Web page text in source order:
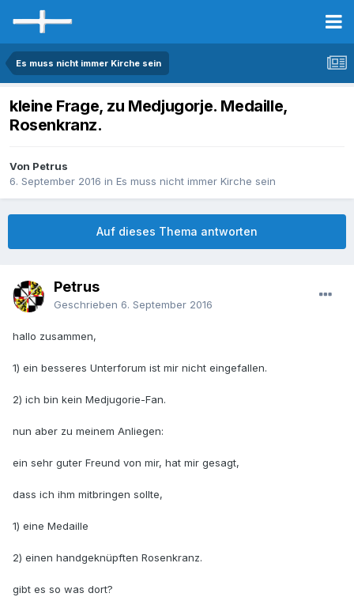
Es muss nicht immer Kirche sein
kleine Frage, zu Medjugorje. Medaille,
Rosenkranz.
Von Petrus
6. September 2016 in Es muss nicht immer Kirche sein
Auf dieses Thema antworten
Petrus
Geschrieben 6. September 2016
hallo zusammen,
1) ein besseres Unterforum ist mir nicht eingefallen.
2) ich bin kein Medjugorie-Fan.
nun aber zu meinem Anliegen:
ein sehr guter Freund von mir, hat mir gesagt,
dass ich ihm mitbringen sollte,
1) eine Medaille
2) einen handgeknüpften Rosenkranz.
gibt es so was dort?